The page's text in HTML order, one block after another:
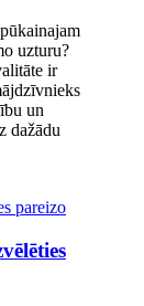
uzturu?
ir
un
dažādu